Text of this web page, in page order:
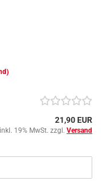
21,90 EUR
inkl. 19% MwSt. zzgl. Versand